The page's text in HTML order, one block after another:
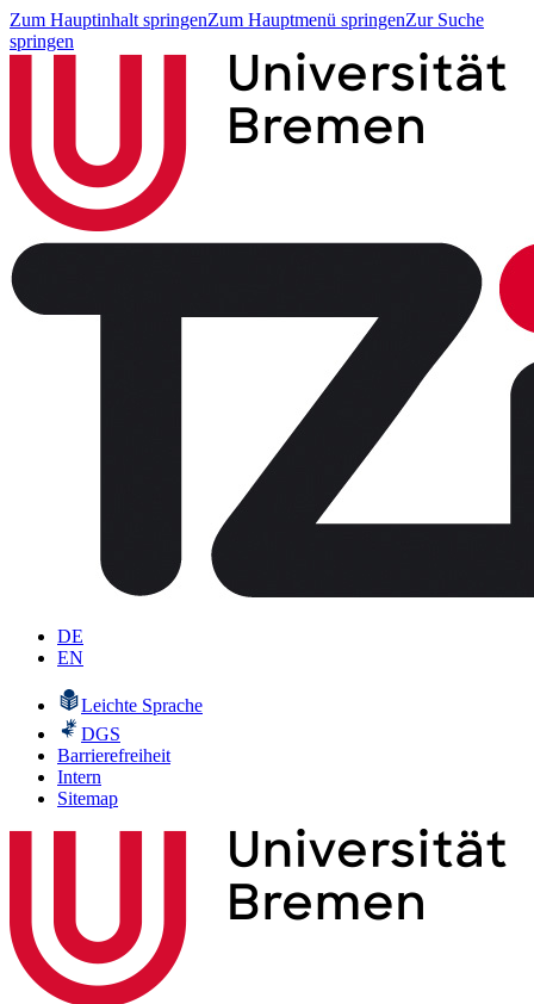
Zum Hauptinhalt springenZum Hauptmenü springenZur Suche
springen
DE
EN
Leichte Sprache
DGS
Barrierefreiheit
Intern
Sitemap